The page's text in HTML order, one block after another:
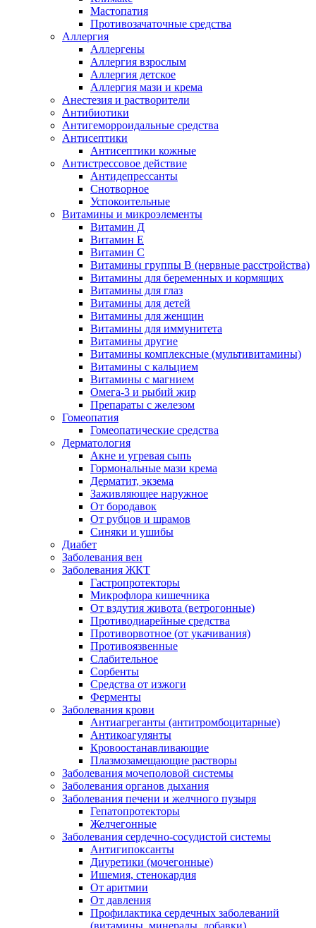
Мастопатия
Противозачаточные средства
Аллергия
Аллергены
Аллергия взрослым
Аллергия детское
Аллергия мази и крема
Анестезия и растворители
Антибиотики
Антигеморроидальные средства
Антисептики
Антисептики кожные
Антистрессовое действие
Антидепрессанты
Снотворное
Успокоительные
Витамины и микроэлементы
Витамин Д
Витамин Е
Витамин С
Витамины группы В (нервные расстройства)
Витамины для беременных и кормящих
Витамины для глаз
Витамины для детей
Витамины для женщин
Витамины для иммунитета
Витамины другие
Витамины комплексные (мультивитамины)
Витамины с кальцием
Витамины с магнием
Омега-3 и рыбий жир
Препараты с железом
Гомеопатия
Гомеопатические средства
Дерматология
Акне и угревая сыпь
Гормональные мази крема
Дерматит, экзема
Заживляющее наружное
От бородавок
От рубцов и шрамов
Синяки и ушибы
Диабет
Заболевания вен
Заболевания ЖКТ
Гастропротекторы
Микрофлора кишечника
От вздутия живота (ветрогонные)
Противодиарейные средства
Противорвотное (от укачивания)
Противоязвенные
Слабительное
Сорбенты
Средства от изжоги
Ферменты
Заболевания крови
Антиагреганты (антитромбоцитарные)
Антикоагулянты
Кровоостанавливающие
Плазмозамещающие растворы
Заболевания мочеполовой системы
Заболевания органов дыхания
Заболевания печени и желчного пузыря
Гепатопротекторы
Желчегонные
Заболевания сердечно-сосудистой системы
Антигипоксанты
Диуретики (мочегонные)
Ишемия, стенокардия
От аритмии
От давления
Профилактика сердечных заболеваний
(витамины, минералы, добавки)